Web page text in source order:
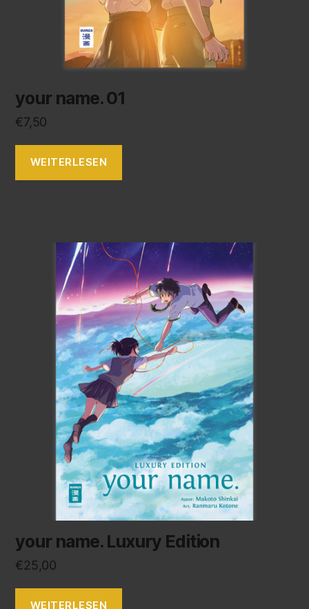
your name. 01
€7,50
WEITERLESEN
your name. Luxury Edition
€25,00
WEITERLESEN